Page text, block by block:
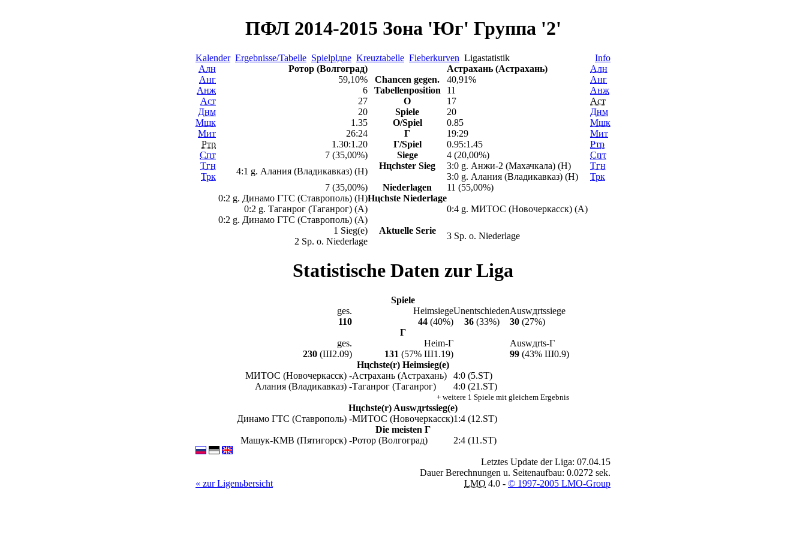
ПФЛ 2014-2015 Зона 'Юг' Группа '2'
Kalender Ergebnisse/Tabelle Spielplдne Kreuztabelle Fieberkurven Ligastatistik
Info
Алн
Анг
Анж
Аст
Днм
Мшк
Мит
Ртр
Спт
Тгн
Трк
Ротор (Волгоград)
Астрахань (Астрахань)
59,10%
Chancen gegen.
40,91%
6
Tabellenposition
11
27
О
17
20
Spiele
20
1.35
О/Spiel
0.85
26:24
Г
19:29
1.30:1.20
Г/Spiel
0.95:1.45
7 (35,00%)
Siege
4 (20,00%)
4:1 g. Алания (Владикавказ) (H)
Hцchster Sieg
3:0 g. Анжи-2 (Махачкала) (H)
3:0 g. Алания (Владикавказ) (H)
7 (35,00%)
Niederlagen
11 (55,00%)
0:2 g. Динамо ГТС (Ставрополь) (H)
0:2 g. Таганрог (Таганрог) (A)
0:2 g. Динамо ГТС (Ставрополь) (A)
Hцchste Niederlage
0:4 g. МИТОС (Новочеркасск) (A)
1 Sieg(e)
2 Sp. o. Niederlage
Aktuelle Serie
3 Sp. o. Niederlage
Алн
Анг
Анж
Аст
Днм
Мшк
Мит
Ртр
Спт
Тгн
Трк
Statistische Daten zur Liga
Spiele
ges.
HeimsiegeUnentschiedenAuswдrtssiege
110
44 (40%) 36(33%) 30 (27%)
Г
ges.
Heim-Г
Auswдrts-Г
230 (Ш2.09) 131 (57% Ш1.19) 99 (43% Ш0.9)
Hцchste(r) Heimsieg(e)
МИТОС (Новочеркасск) -Астрахань (Астрахань)
4:0 (5.ST)
Алания (Владикавказ) -Таганрог (Таганрог) 4:0 (21.ST)
+ weitere 1 Spiele mit gleichem Ergebnis
Hцchste(r) Auswдrtssieg(e)
Динамо ГТС (Ставрополь) -МИТОС (Новочеркасск)1:4 (12.ST)
Die meisten Г
Машук-КМВ (Пятигорск) -Ротор (Волгоград) 2:4 (11.ST)
« zur Ligenьbersicht
Letztes Update der Liga: 07.04.15
Dauer Berechnungen u. Seitenaufbau: 0.0272 sek.
LMO 4.0 - © 1997-2005 LMO-Group